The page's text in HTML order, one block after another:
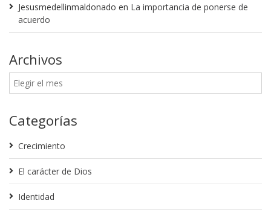
Jesusmedellinmaldonado en La importancia de ponerse de
acuerdo
Archivos
Categorías
Crecimiento
El carácter de Dios
Identidad